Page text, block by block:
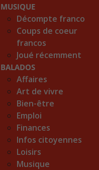
MUSIQUE
Décompte franco
Coups de coeur
francos
Joué récemment
BALADOS
Affaires
Art de vivre
Bien-être
Emploi
Finances
Infos citoyennes
Loisirs
Musique